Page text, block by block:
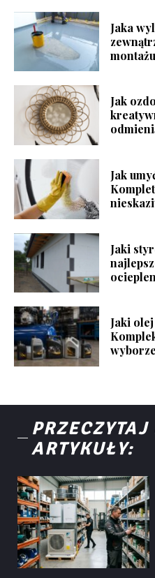
Jaka
montażu
Jak
Jak
Jaki
Jaki
ARTYKUŁY: